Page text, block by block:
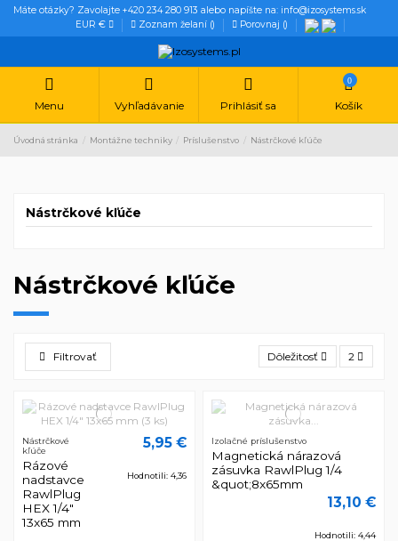
Máte otázky? Zavolajte +420 234 280 913 alebo napíšte na: info@izosystems.sk
EUR €
Zoznam želaní () Porovnaj ()
Menu Vyhľadávanie Prihlásiť sa
0
Košík
Úvodná stránka Montážne techniky Príslušenstvo Nástrčkové kľúče
Nástrčkové kľúče
Filtrovať Dôležitosť 2
Nástrčkové
kľúče
Rázové
nadstavce
RawlPlug
HEX 1/4"
13x65 mm
5,95 €
Hodnotili: 4,36
Izolačné príslušenstvo
Magnetická nárazová
zásuvka RawlPlug 1/4
&quot;8x65mm
13,10 €
Hodnotili: 4,44
Nástrčkové kľúče